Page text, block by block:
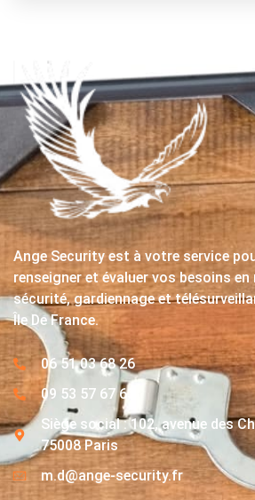
Ange Security est à votre service
renseigner et évaluer vos besoins en
sécurité, gardiennage et
Île De France.
06 51 03 68 26
09 53 57 67 63
Siège social : 102, avenue des
75008 Paris
m.d@ange-security.fr